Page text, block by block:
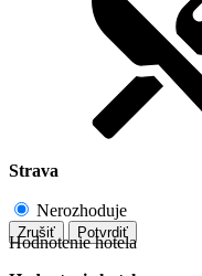
Strava
Nerozhoduje
Zrušiť Potvrdiť
Hodnotenie hotela